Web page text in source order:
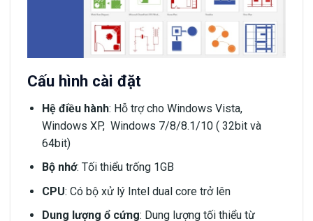
Cấu hình cài đặt
Hệ điều hành: Hỗ trợ cho Windows Vista,
Windows XP, Windows 7/8/8.1/10 ( 32bit và
64bit)
Bộ nhớ: Tối thiểu trống 1GB
CPU: Có bộ xử lý Intel dual core trở lên
Dung lượng ổ cứng: Dung lượng tối thiểu từ